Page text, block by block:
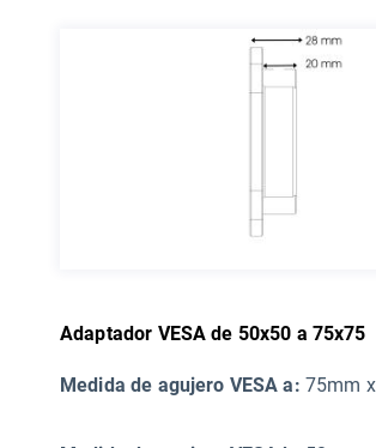
Adaptador VESA de 50x50 a 75x75
Medida de agujero VESA a: 75mm